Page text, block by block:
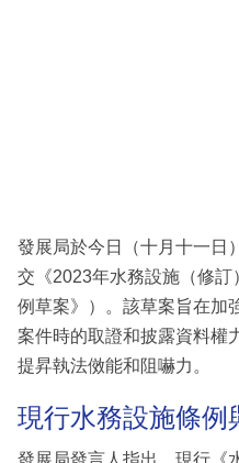
區
發展局於今日（十月十一日
交《2023年水務設施（修
例草案》）。該草案旨在加
案件時的取證和披露資料權
提昇執法傚能和阻嚇力。
現行水務設施條例
發展局發言人指出，現行《